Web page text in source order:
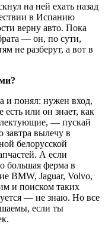
на ней ехать назад
в Испанию
верну авто. Пока
— он, по сути,
не разберут, а вот в
и понял: нужен вход,
есть или он знает, как
— пускай
завтра вылечу в
белорусской
А если
большая ферма в
BMW, Jaguar, Volvo,
и поиском таких
— не знаю. Но все
если ты